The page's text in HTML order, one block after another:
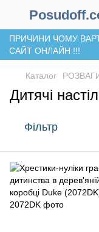
ПРИЧИНИ ЧОМУ
САЙТ ОНЛАЙН !!!
Каталог
Дитячі
Фільтр